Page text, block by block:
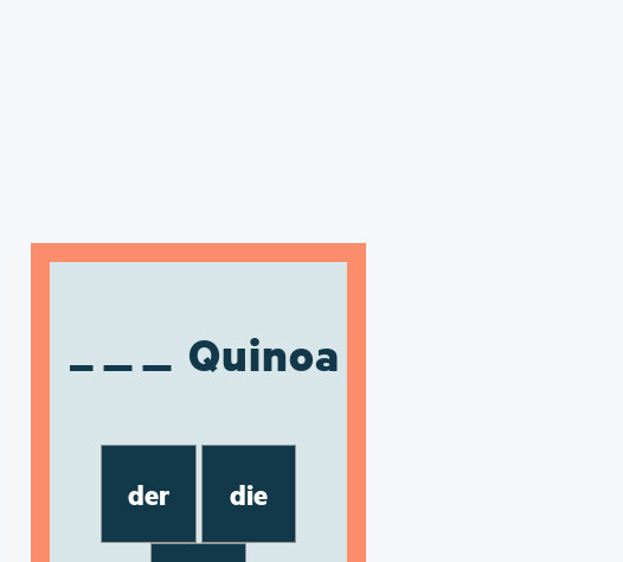
Quinoa
der die